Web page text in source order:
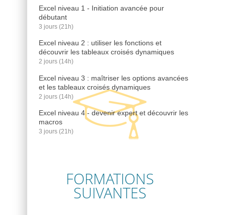
Excel niveau 1 - Initiation avancée pour
débutant
3 jours (21h)
Excel niveau 2 : utiliser les fonctions et
découvrir les tableaux croisés dynamiques
2 jours (14h)
Excel niveau 3 : maîtriser les options avancées
et les tableaux croisés dynamiques
2 jours (14h)
Excel niveau 4 - devenir expert et découvrir les
macros
3 jours (21h)
FORMATIONS
SUIVANTES